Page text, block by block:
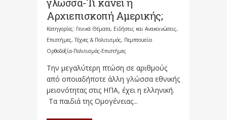
Αρχιεπισκοπή Αμερικής;
Κατηγορίες: Γενικά Θέματα, Ειδήσεις και Ανακοινώσεις,
Επιστήμες, Τέχνες & Πολιτισμός, Πεμπτουσία·
Ορθοδοξία-Πολιτισμός-Επιστήμες
Την μεγαλύτερη πτώση σε αριθμούς
από οποιαδήποτε άλλη γλώσσα εθνικής
μειονότητας στις ΗΠΑ, έχει η ελληνική.
Τα παιδιά της Ομογένειας...